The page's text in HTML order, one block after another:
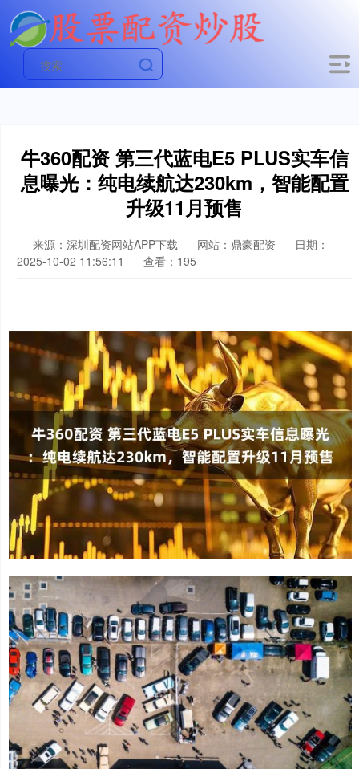
牛360配资 第三代蓝电E5 PLUS实车信
息曝光：纯电续航达230km，智能配置
升级11月预售
来源：深圳配资网站APP下载 网站：鼎豪配资
日期：
2025-10-02 11:56:11
查看：195